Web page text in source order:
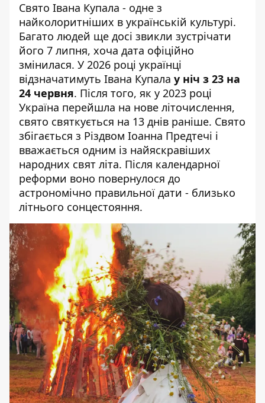
Свято Івана Купала - одне з
найколоритніших в українській культурі.
Багато людей ще досі звикли зустрічати
його 7 липня, хоча дата офіційно
змінилася. У 2026 році українці
відзначатимуть Івана Купала у ніч з 23 на
24 червня. Після того, як у 2023 році
Україна перейшла на нове літочислення,
свято святкується на 13 днів раніше. Свято
збігається з Різдвом Іоанна Предтечі і
вважається одним із найяскравіших
народних свят літа. Після календарної
реформи воно повернулося до
астрономічно правильної дати - близько
літнього сонцестояння.